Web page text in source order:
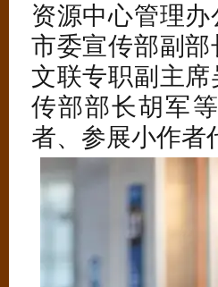
资源中心管理
市委宣传部副
文联专职副主
传部部长胡军
者、参展小作者